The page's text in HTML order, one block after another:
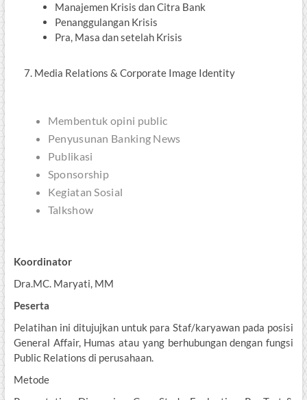
Manajemen Krisis dan Citra Bank
Penanggulangan Krisis
Pra, Masa dan setelah Krisis
Media Relations & Corporate Image Identity
Membentuk opini public
Penyusunan Banking News
Publikasi
Sponsorship
Kegiatan Sosial
Talkshow
Koordinator
Dra.MC. Maryati, MM
Peserta
Pelatihan ini ditujujkan untuk para Staf/karyawan pada posisi
General Affair, Humas atau yang berhubungan dengan fungsi
Public Relations di perusahaan.
Metode